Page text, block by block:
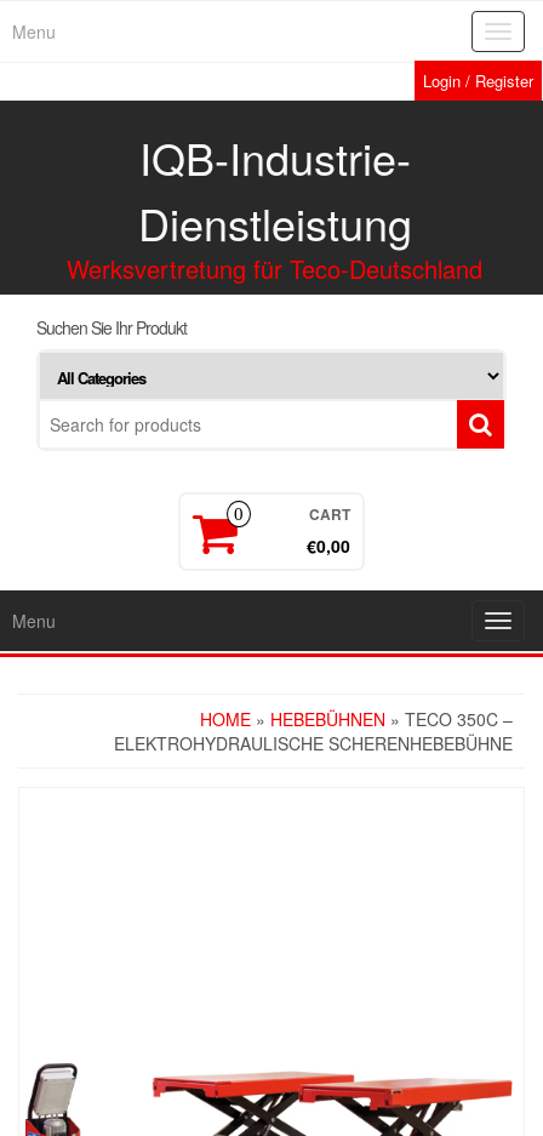
Menu
Login / Register
IQB-Industrie-
Dienstleistung
Werksvertretung für Teco-Deutschland
Suchen Sie Ihr Produkt
0 CART
€0,00
Menu
HOME » HEBEBÜHNEN » TECO 350C –
ELEKTROHYDRAULISCHE SCHERENHEBEBÜHNE